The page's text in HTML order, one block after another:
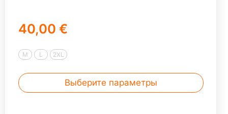
40,00 €
M L 2XL
Выберите параметры